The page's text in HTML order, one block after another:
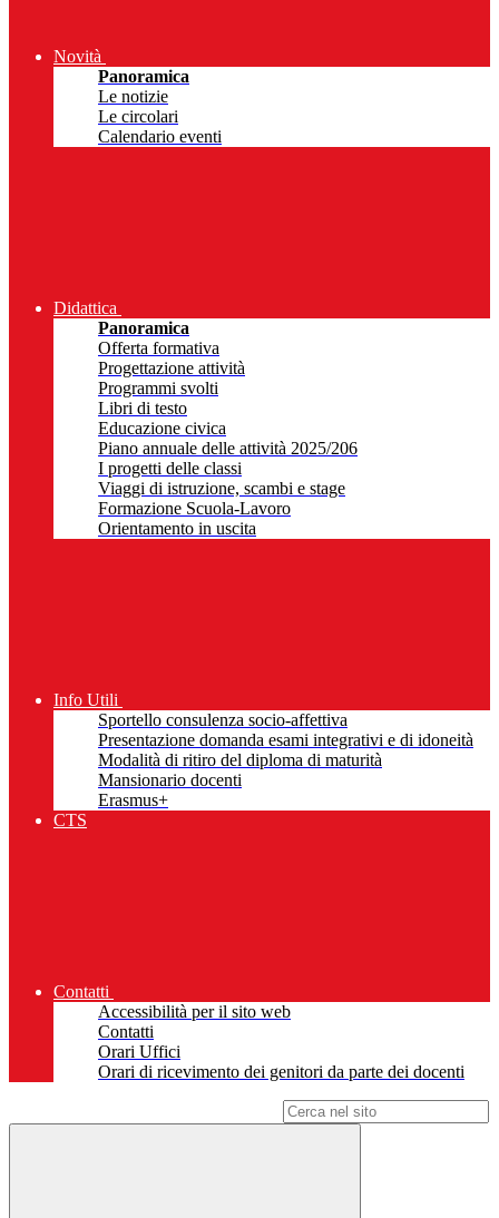
Novità
Panoramica
Le notizie
Le circolari
Calendario eventi
Didattica
Panoramica
Offerta formativa
Progettazione attività
Programmi svolti
Libri di testo
Educazione civica
Piano annuale delle attività 2025/206
I progetti delle classi
Viaggi di istruzione, scambi e stage
Formazione Scuola-Lavoro
Orientamento in uscita
Info Utili
Sportello consulenza socio-affettiva
Presentazione domanda esami integrativi e di idoneità
Modalità di ritiro del diploma di maturità
Mansionario docenti
Erasmus+
CTS
Contatti
Accessibilità per il sito web
Contatti
Orari Uffici
Orari di ricevimento dei genitori da parte dei docenti